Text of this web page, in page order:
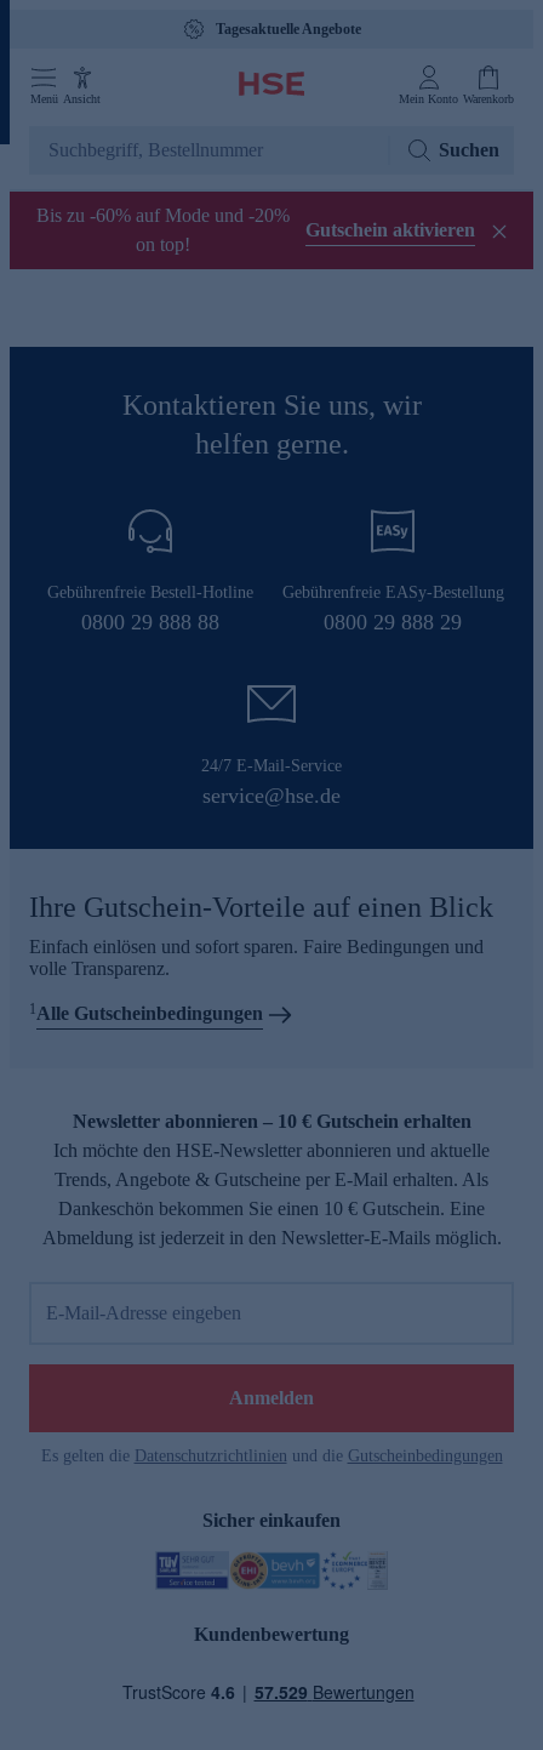
Tagesaktuelle Angebote
Menü Ansicht Mein Konto Warenkorb
Suchen
Bis zu -60% auf Mode und -20%
on top!
Gutschein aktivieren
Kontaktieren Sie uns, wir
helfen gerne.
Gebührenfreie Bestell-Hotline
0800 29 888 88
Gebührenfreie EASy-Bestellung
0800 29 888 29
24/7 E-Mail-Service
service@hse.de
Ihre Gutschein-Vorteile auf einen Blick
Einfach einlösen und sofort sparen. Faire Bedingungen und
volle Transparenz.
1Alle Gutscheinbedingungen
Newsletter abonnieren – 10 € Gutschein erhalten
Ich möchte den HSE-Newsletter abonnieren und aktuelle
Trends, Angebote & Gutscheine per E-Mail erhalten. Als
Dankeschön bekommen Sie einen 10 € Gutschein. Eine
Abmeldung ist jederzeit in den Newsletter-E-Mails möglich.
E-Mail-Adresse eingeben
Anmelden
Es gelten die Datenschutzrichtlinien und die Gutscheinbedingungen
Sicher einkaufen
Kundenbewertung